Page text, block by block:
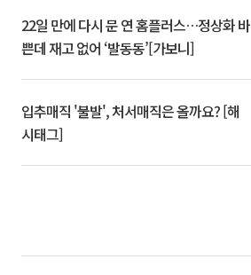
22일 만에 다시 문 연 홈플러스…정상화 바
쁜데 재고 없어 ‘발동동’[가보니]
입추매직 '불발', 처서매직은 올까요? [해
시태그]